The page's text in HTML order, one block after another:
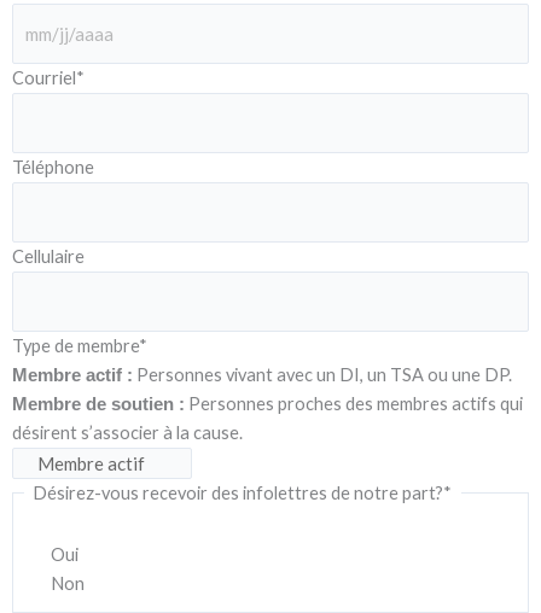
Courriel*
Téléphone
Cellulaire
Type de membre*
Membre actif : Personnes vivant avec un DI, un TSA ou une DP.
Membre de soutien : Personnes proches des membres actifs qui
désirent s’associer à la cause.
Désirez-vous recevoir des infolettres de notre part?*
Oui
Non